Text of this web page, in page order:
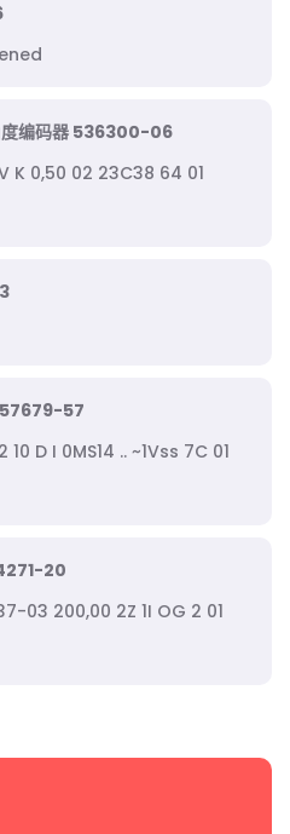
度编码器 536300-06
K 0,50 02 23C38 64 01
57
D I 0MS14 .. ~1Vss 7C 01
20
03 200,00 2Z 1I OG 2 01